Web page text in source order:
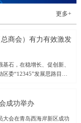
更多+
商会）有力有效激发
石，在稳增长、促创新、
委“12345”发展思路目标
、解难题、送政策、促发
黑龙江）有限公司、绥化市
成功举办
大会在青岛西海岸新区成功